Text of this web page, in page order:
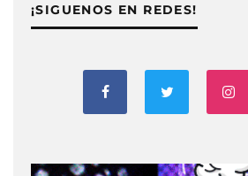
¡SIGUENOS EN REDES!